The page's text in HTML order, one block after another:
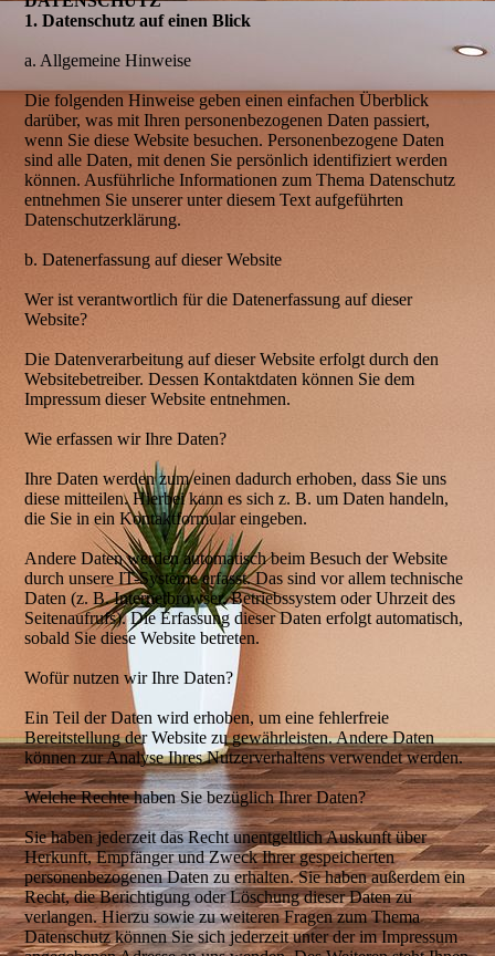
1. Datenschutz auf einen Blick
a. Allgemeine Hinweise
Die folgenden Hinweise geben einen einfachen Überblick
darüber, was mit Ihren personenbezogenen Daten passiert,
wenn Sie diese Website besuchen. Personenbezogene Daten
sind alle Daten, mit denen Sie persönlich identifiziert werden
können. Ausführliche Informationen zum Thema Datenschutz
entnehmen Sie unserer unter diesem Text aufgeführten
Datenschutzerklärung.
b. Datenerfassung auf dieser Website
Wer ist verantwortlich für die Datenerfassung auf dieser
Website?
Die Datenverarbeitung auf dieser Website erfolgt durch den
Websitebetreiber. Dessen Kontaktdaten können Sie dem
Impressum dieser Website entnehmen.
Wie erfassen wir Ihre Daten?
Ihre Daten werden zum einen dadurch erhoben, dass Sie uns
diese mitteilen. Hierbei kann es sich z. B. um Daten handeln,
die Sie in ein Kontaktformular eingeben.
Andere Daten werden automatisch beim Besuch der Website
durch unsere IT-Systeme erfasst. Das sind vor allem technische
Daten (z. B. Internetbrowser, Betriebssystem oder Uhrzeit des
Seitenaufrufs). Die Erfassung dieser Daten erfolgt automatisch,
sobald Sie diese Website betreten.
Wofür nutzen wir Ihre Daten?
Ein Teil der Daten wird erhoben, um eine fehlerfreie
Bereitstellung der Website zu gewährleisten. Andere Daten
können zur Analyse Ihres Nutzerverhaltens verwendet werden.
Welche Rechte haben Sie bezüglich Ihrer Daten?
Sie haben jederzeit das Recht unentgeltlich Auskunft über
Herkunft, Empfänger und Zweck Ihrer gespeicherten
personenbezogenen Daten zu erhalten. Sie haben außerdem ein
Recht, die Berichtigung oder Löschung dieser Daten zu
verlangen. Hierzu sowie zu weiteren Fragen zum Thema
Datenschutz können Sie sich jederzeit unter der im Impressum